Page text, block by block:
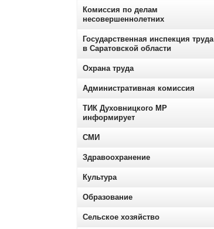
Комиссия по делам
несовершеннолетних
Государственная инспекция труда
в Саратовской области
Охрана труда
Административная комиссия
ТИК Духовницкого МР
информирует
СМИ
Здравоохранение
Культура
Образование
Сельское хозяйство